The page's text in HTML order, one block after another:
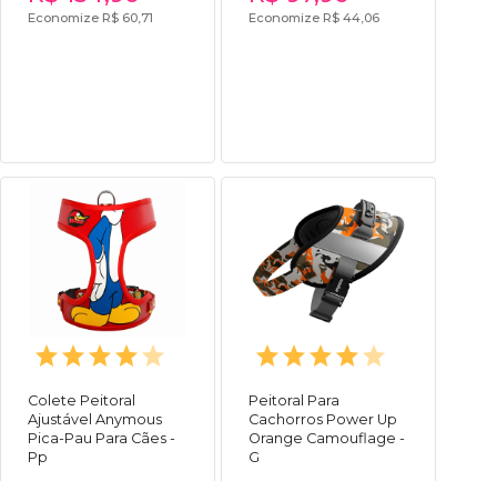
Economize R$ 60,71 Economize R$ 44,06
Colete Peitoral
Ajustável Anymous
Pica-Pau Para Cães -
Pp
Peitoral Para
Cachorros Power Up
Orange Camouflage -
G